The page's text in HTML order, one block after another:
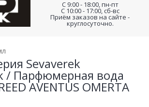
C 9:00 - 18:00, пн-пт
С 10:00 - 17:00, сб-вс
Приём заказов на сайте -
круглосуточно.
Sevaverek
/ Парфюмерная вода
AVENTUS OMERTA